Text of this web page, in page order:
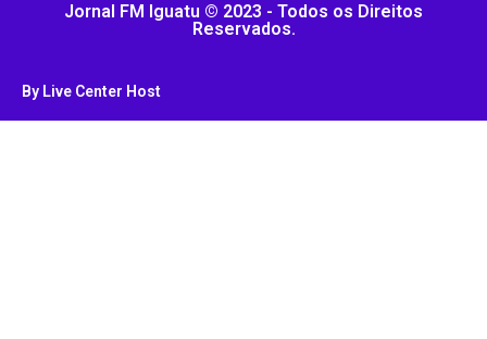
Jornal FM Iguatu © 2023 - Todos os Direitos
Reservados.
By Live Center Host